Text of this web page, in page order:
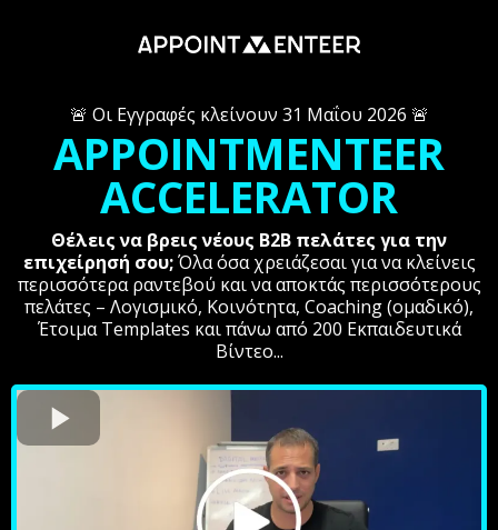
🚨 Οι Εγγραφές κλείνουν 31 Μαΐου 2026 🚨
APPOINTMENTEER
ACCELERATOR
Θέλεις να βρεις νέους B2B πελάτες για την
επιχείρησή σου;Όλα όσα χρειάζεσαι για να κλείνεις
περισσότερα ραντεβού και να αποκτάς περισσότερους
πελάτες – Λογισμικό, Κοινότητα, Coaching (ομαδικό),
Έτοιμα Templates και πάνω από 200 Εκπαιδευτικά
Βίντεο...